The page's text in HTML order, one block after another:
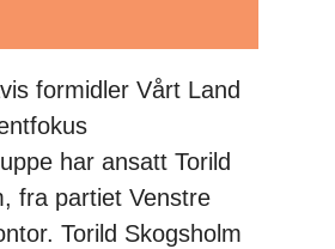
formidler Vårt Land
har ansatt Torild
fra partiet Venstre
Torild Skogsholm